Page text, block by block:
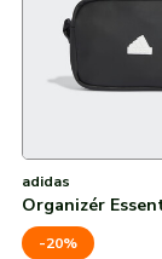
adidas
Organizér
-20%